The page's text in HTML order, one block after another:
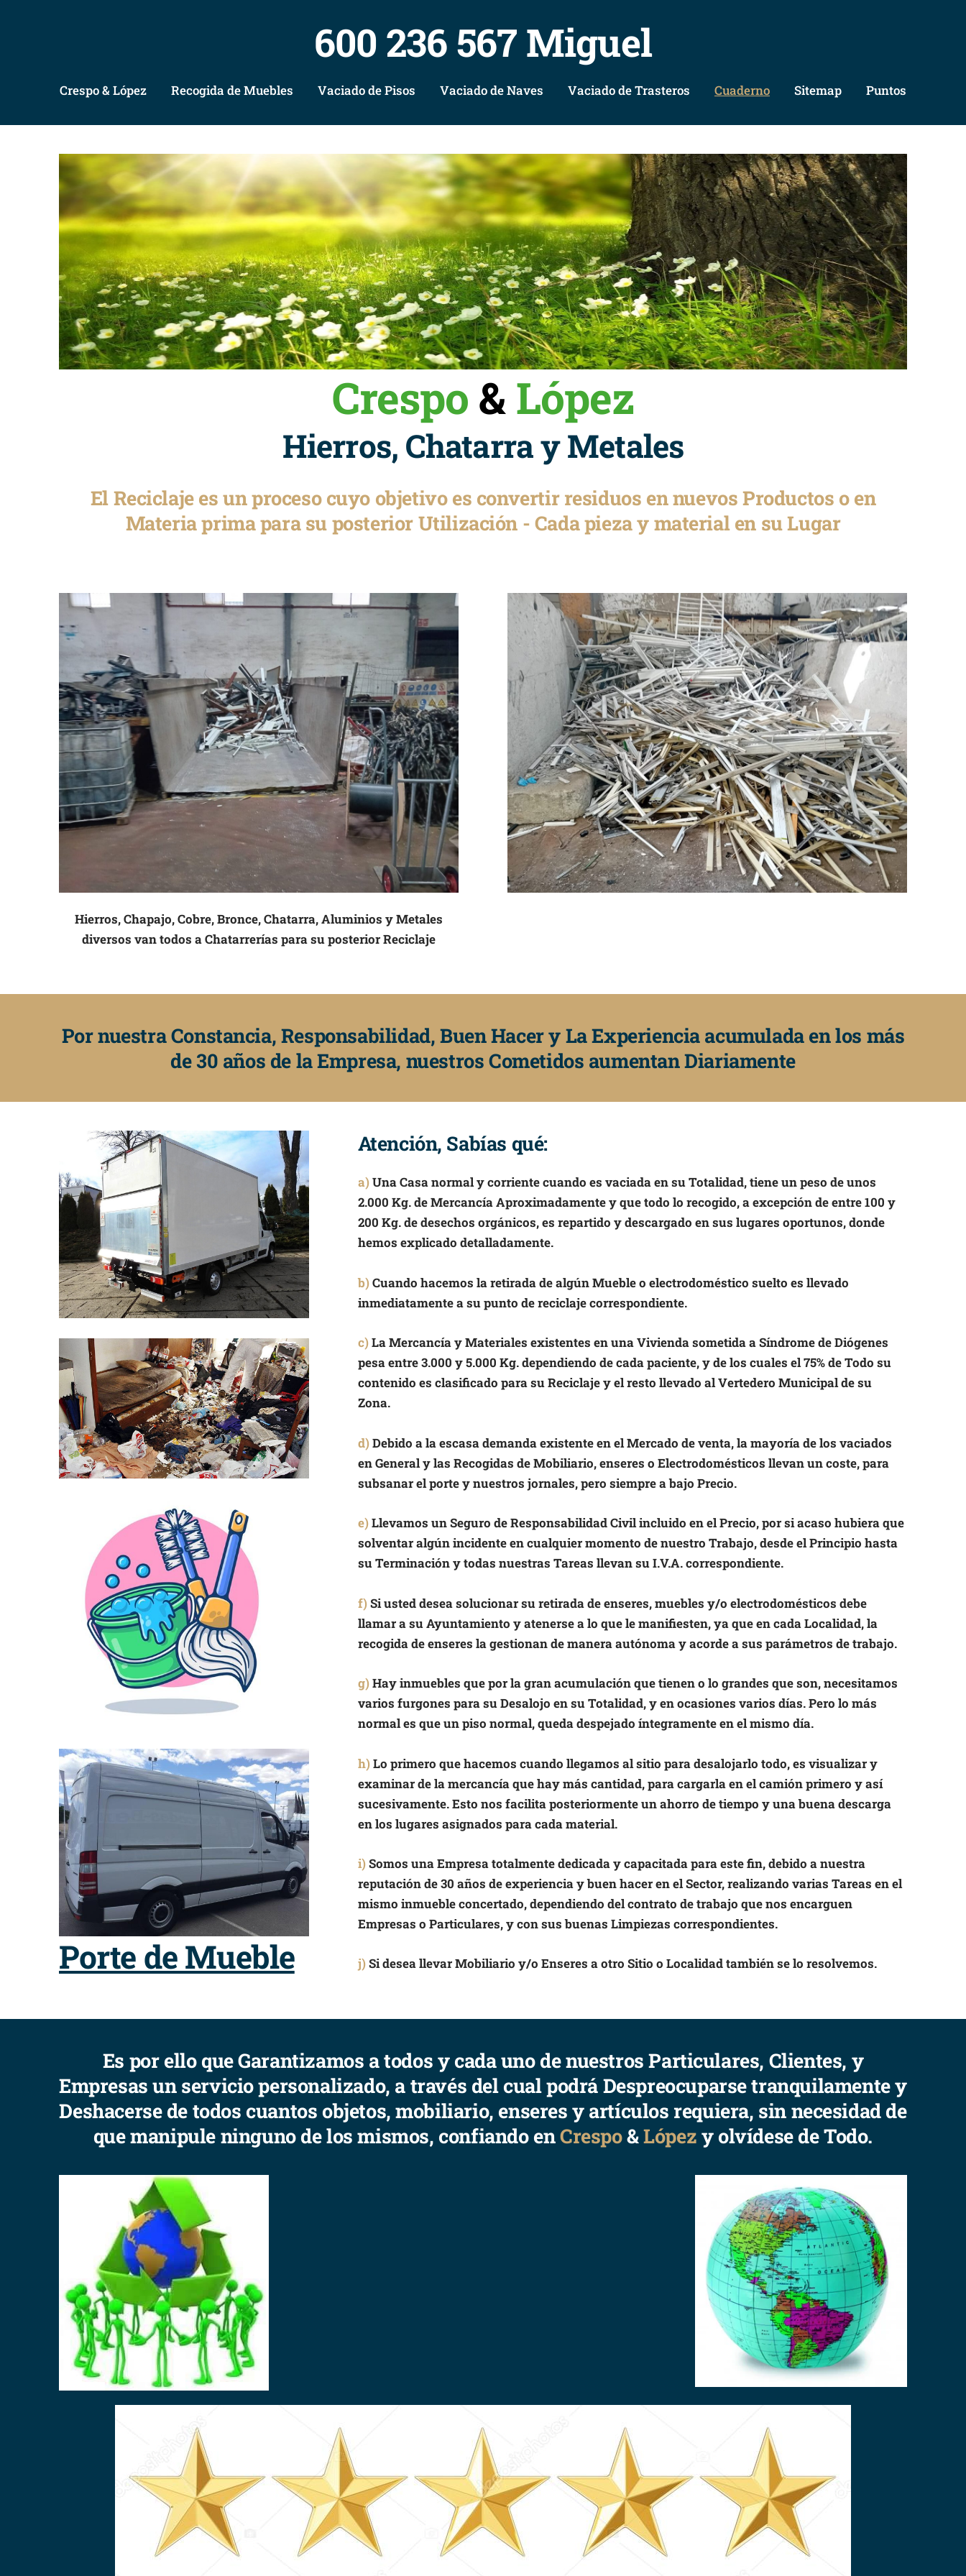
600 236 567 Miguel
Crespo & López Recogida de Muebles Vaciado de Pisos Vaciado de Naves Vaciado de Trasteros Cuaderno Sitemap Puntos
Crespo & López
Hierros, Chatarra y Metales
El Reciclaje es un proceso cuyo objetivo es convertir residuos en nuevos Productos o en
Materia prima para su posterior Utilización - Cada pieza y material en su Lugar
Hierros, Chapajo, Cobre, Bronce, Chatarra, Aluminios y Metales
diversos van todos a Chatarrerías para su posterior Reciclaje
Por nuestra Constancia, Responsabilidad, Buen Hacer y La Experiencia acumulada en los más
de 30 años de la Empresa, nuestros Cometidos aumentan Diariamente
Porte de Mueble
Atención, Sabías qué:
a)Una Casa normal y corriente cuando es vaciada en su Totalidad, tiene un peso de unos
2.000 Kg. de Mercancía Aproximadamente y que todo lo recogido, a excepción de entre 100 y
200 Kg. de desechos orgánicos, es repartido y descargado en sus lugares oportunos, donde
hemos explicado detalladamente.
b)Cuando hacemos la retirada de algún Mueble o electrodoméstico suelto es llevado
inmediatamente a su punto de reciclaje correspondiente.
c)La Mercancía y Materiales existentes en una Vivienda sometida a Síndrome de Diógenes
pesa entre 3.000 y 5.000 Kg. dependiendo de cada paciente, y de los cuales el 75% de Todo su
contenido es clasificado para su Reciclaje y el resto llevado al Vertedero Municipal de su
Zona.
d)Debido a la escasa demanda existente en el Mercado de venta, la mayoría de los vaciados
en General y las Recogidas de Mobiliario, enseres o Electrodomésticos llevan un coste, para
subsanar el porte y nuestros jornales, pero siempre a bajo Precio.
e)Llevamos un Seguro de Responsabilidad Civil incluido en el Precio, por si acaso hubiera que
solventar algún incidente en cualquier momento de nuestro Trabajo, desde el Principio hasta
su Terminación y todas nuestras Tareas llevan su I.V.A. correspondiente.
f)Si usted desea solucionar su retirada de enseres, muebles y/o electrodomésticos debe
llamar a su Ayuntamiento y atenerse a lo que le manifiesten, ya que en cada Localidad, la
recogida de enseres la gestionan de manera autónoma y acorde a sus parámetros de trabajo.
g)Hay inmuebles que por la gran acumulación que tienen o lo grandes que son, necesitamos
varios furgones para su Desalojo en su Totalidad, y en ocasiones varios días. Pero lo más
normal es que un piso normal, queda despejado íntegramente en el mismo día.
h)Lo primero que hacemos cuando llegamos al sitio para desalojarlo todo, es visualizar y
examinar de la mercancía que hay más cantidad, para cargarla en el camión primero y así
sucesivamente. Esto nos facilita posteriormente un ahorro de tiempo y una buena descarga
en los lugares asignados para cada material.
i)Somos una Empresa totalmente dedicada y capacitada para este fin, debido a nuestra
reputación de 30 años de experiencia y buen hacer en el Sector, realizando varias Tareas en el
mismo inmueble concertado, dependiendo del contrato de trabajo que nos encarguen
Empresas o Particulares, y con sus buenas Limpiezas correspondientes.
j)Si desea llevar Mobiliario y/o Enseres a otro Sitio o Localidad también se lo resolvemos.
Es por ello que Garantizamos a todos y cada uno de nuestros Particulares, Clientes, y
Empresas un servicio personalizado, a través del cual podrá Despreocuparse tranquilamente y
Deshacerse de todos cuantos objetos, mobiliario, enseres y artículos requiera, sin necesidad de
que manipule ninguno de los mismos, confiando enCrespo&Lópezy olvídese de Todo.